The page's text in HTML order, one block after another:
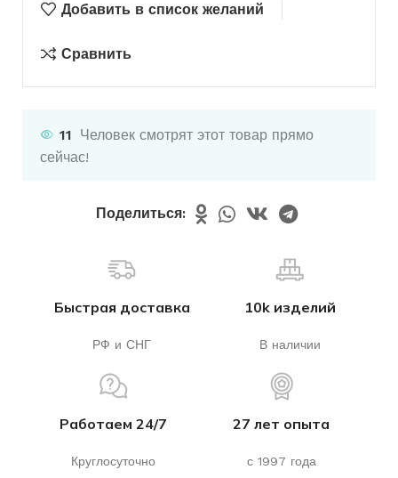
Добавить в список желаний
Сравнить
11 Человек смотрят этот товар прямо
сейчас!
Поделиться:
Быстрая доставка
РФ и СНГ
10k изделий
В наличии
Работаем 24/7
Круглосуточно
27 лет опыта
с 1997 года